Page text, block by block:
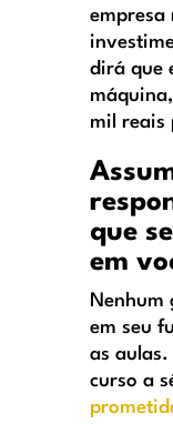
empresa
dirá que
mil reais
que
em
Nenhum
em seu
as
curso a